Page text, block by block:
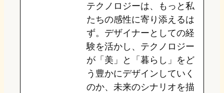
d
o
n
k
y
o
o
a
テクノロジーは、もっと私
たちの感性に寄り添えるは
ず。デザイナーとしての経
験を活かし、テクノロジー
が「美」と「暮らし」をど
う豊かにデザインしていく
のか、未来のシナリオを描